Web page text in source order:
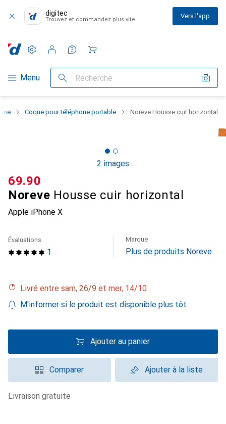
digitec
Trouvez et commandez plus vite Vers l'app
Navigation par catégorie
Menu Recherche
Paramètres
Compte client
Listes de comparaison
Listes d'envies
Panier
Coque pour téléphone portable Noreve Housse cuir horizontal
2 images
Noreve Housse cuir horizontal
Apple iPhone X
CHF
69.90
1
Évaluations Marque
Plus de produits Noreve
Livré entre sam, 26/9 et mer, 14/10
M'informer si le produit est disponible plus tôt
Ajouter au panier
Comparer Ajouter à la liste
livraison gratuite